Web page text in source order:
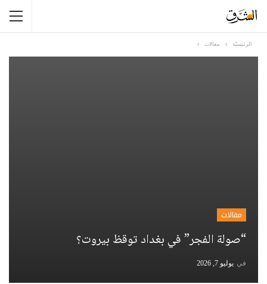
الرئيسيّة مقالات
مقالات
“صولة الفجر” في بغداد توقظ بيروت؟
في يوليو 7, 2026